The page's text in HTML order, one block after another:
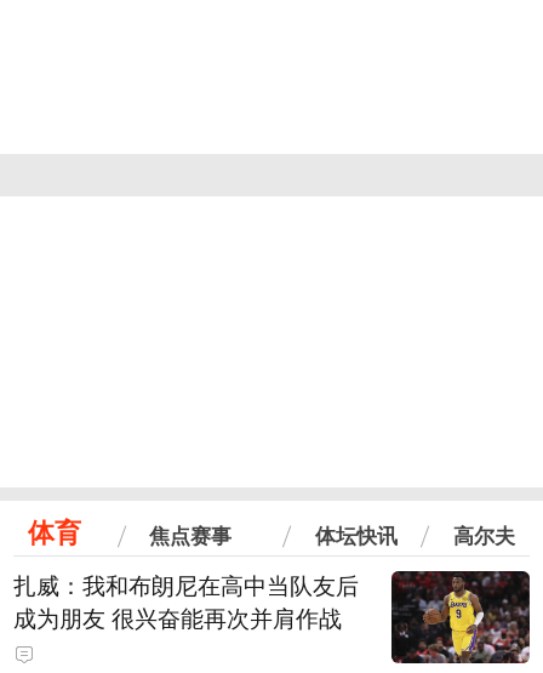
体育 焦点赛事 体坛快讯 高尔夫
扎威：我和布朗尼在高中当队友后
成为朋友 很兴奋能再次并肩作战